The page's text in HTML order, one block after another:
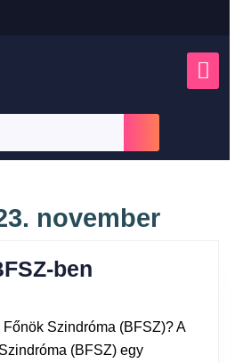
november
ben
Szindróma (BFSZ)? A
(BFSZ) egy